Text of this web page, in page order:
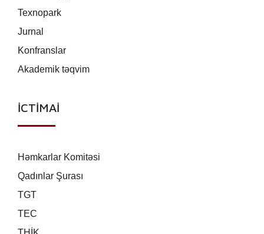
Texnopark
Jurnal
Konfranslar
Akademik təqvim
İCTİMAİ
Həmkarlar Komitəsi
Qadınlar Şurası
TGT
TEC